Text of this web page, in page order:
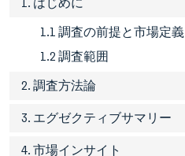
1. はじめに
1.1 調査の前提と市場定義
1.2 調査範囲
2. 調査方法論
3. エグゼクティブサマリー
4. 市場インサイト